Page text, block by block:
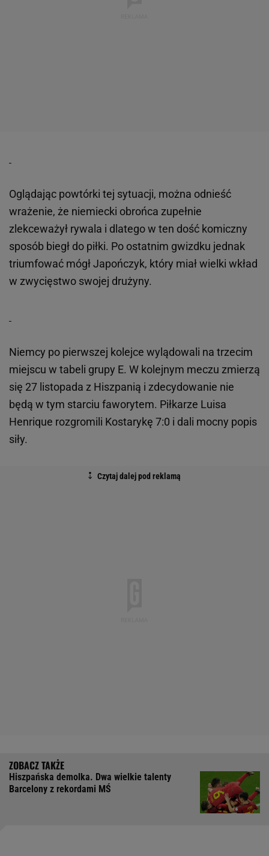
Oglądając powtórki tej sytuacji, można odnieść
wrażenie, że niemiecki obrońca zupełnie
zlekceważył rywala i dlatego w ten dość komiczny
sposób biegł do piłki. Po ostatnim gwizdku jednak
triumfować mógł Japończyk, który miał wielki wkład
w zwycięstwo swojej drużyny.
Niemcy po pierwszej kolejce wylądowali na trzecim
miejscu w tabeli grupy E. W kolejnym meczu zmierzą
się 27 listopada z Hiszpanią i zdecydowanie nie
będą w tym starciu faworytem. Piłkarze Luisa
Henrique rozgromili Kostarykę 7:0 i dali mocny popis
siły.
Hiszpańska demolka. Dwa wielkie talenty
Barcelony z rekordami MŚ